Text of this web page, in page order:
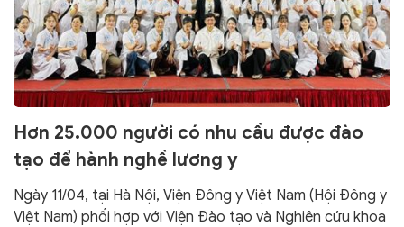
Hơn 25.000 người có nhu cầu được đào
tạo để hành nghề lương y
Ngày 11/04, tại Hà Nội, Viện Đông y Việt Nam (Hội Đông y
Việt Nam) phối hợp với Viện Đào tạo và Nghiên cứu khoa